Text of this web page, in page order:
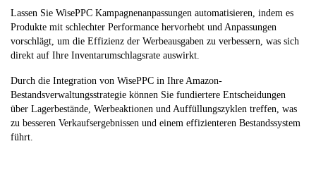
Lassen Sie WisePPC Kampagnenanpassungen automatisieren, indem es
Produkte mit schlechter Performance hervorhebt und Anpassungen
vorschlägt, um die Effizienz der Werbeausgaben zu verbessern, was sich
direkt auf Ihre Inventarumschlagsrate auswirkt.
Durch die Integration von WisePPC in Ihre Amazon-
Bestandsverwaltungsstrategie können Sie fundiertere Entscheidungen
über Lagerbestände, Werbeaktionen und Auffüllungszyklen treffen, was
zu besseren Verkaufsergebnissen und einem effizienteren Bestandssystem
führt.